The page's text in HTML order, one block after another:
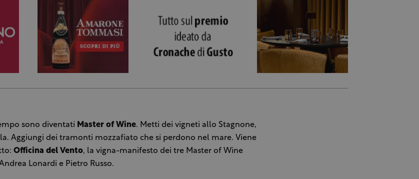
sono diventati Master of Wine. Metti dei vigneti allo Stagnone,
Aggiungi dei tramonti mozzafiato che si perdono nel mare. Viene
Officina del Vento, la vigna-manifesto dei tre Master of Wine
Lonardi e Pietro Russo.